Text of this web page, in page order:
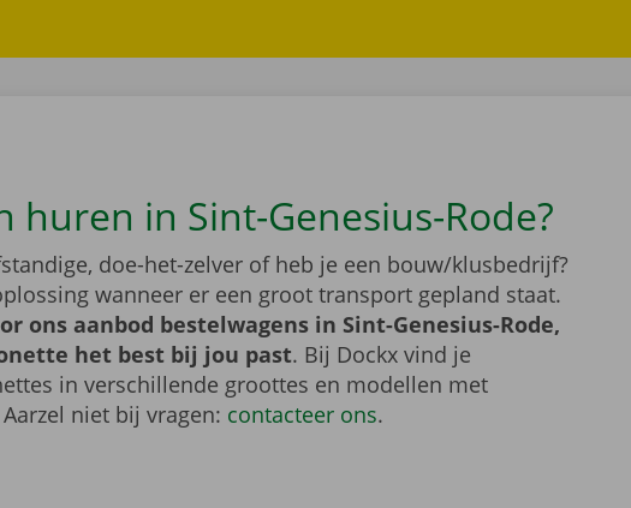
huren in Sint-Genesius-Rode?
doe-het-zelver of heb je een bouw/klusbedrijf?
wanneer er een groot transport gepland staat.
ons aanbod bestelwagens in Sint-Genesius-Rode,
het best bij jou past. Bij Dockx vind je
in verschillende groottes en modellen met
niet bij vragen: contacteer ons.